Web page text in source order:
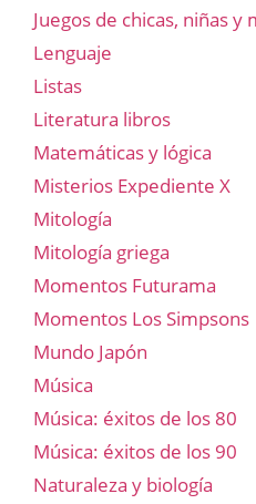
Juegos de chicas, niñas y
Lenguaje
Listas
Literatura libros
Matemáticas y lógica
Misterios Expediente X
Mitología
Mitología griega
Momentos Futurama
Momentos Los Simpsons
Mundo Japón
Música
Música: éxitos de los 80
Música: éxitos de los 90
Naturaleza y biología